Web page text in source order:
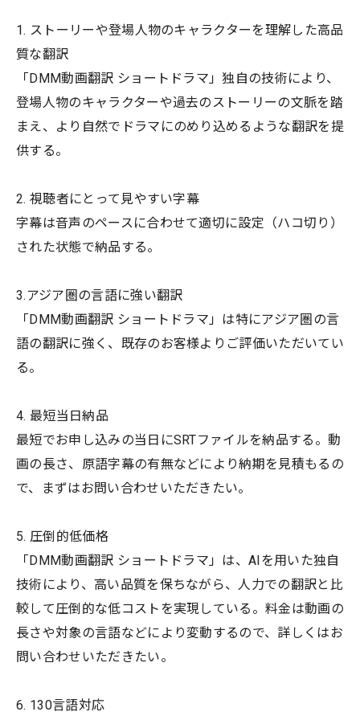
1. ストーリーや登場人物のキャラクターを理解した高品
質な翻訳
「DMM動画翻訳 ショートドラマ」独自の技術により、
登場人物のキャラクターや過去のストーリーの文脈を踏
まえ、より自然でドラマにのめり込めるような翻訳を提
供する。
2. 視聴者にとって見やすい字幕
字幕は音声のペースに合わせて適切に設定（ハコ切り）
された状態で納品する。
3.アジア圏の言語に強い翻訳
「DMM動画翻訳 ショートドラマ」は特にアジア圏の言
語の翻訳に強く、既存のお客様よりご評価いただいてい
る。
4. 最短当日納品
最短でお申し込みの当日にSRTファイルを納品する。動
画の長さ、原語字幕の有無などにより納期を見積もるの
で、まずはお問い合わせいただきたい。
5. 圧倒的低価格
「DMM動画翻訳 ショートドラマ」は、AIを用いた独自
技術により、高い品質を保ちながら、人力での翻訳と比
較して圧倒的な低コストを実現している。料金は動画の
長さや対象の言語などにより変動するので、詳しくはお
問い合わせいただきたい。
6. 130言語対応